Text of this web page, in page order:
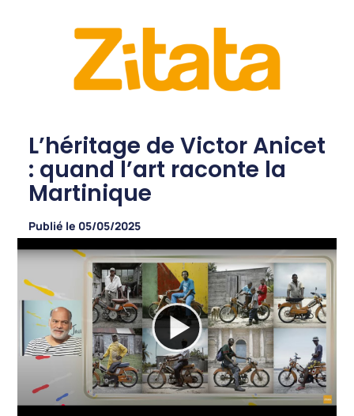
L’héritage de Victor Anicet
: quand l’art raconte la
Martinique
Publié le 05/05/2025